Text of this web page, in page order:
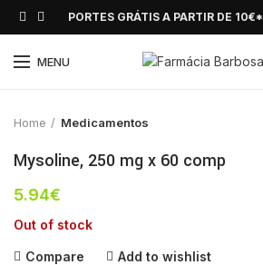
PORTES GRÁTIS A PARTIR DE 10€*
MENUClick to enlarge
Home Medicamentos
Mysoline, 250 mg x 60 comp
5.94€
Out of stock
Compare Add to wishlist